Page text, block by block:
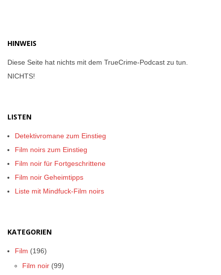
HINWEIS
Diese Seite hat nichts mit dem TrueCrime-Podcast zu tun.
NICHTS!
LISTEN
Detektivromane zum Einstieg
Film noirs zum Einstieg
Film noir für Fortgeschrittene
Film noir Geheimtipps
Liste mit Mindfuck-Film noirs
KATEGORIEN
Film (196)
Film noir (99)